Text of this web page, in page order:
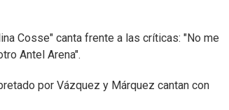
Cosse" canta frente a las críticas: "No me
Antel Arena".
por Vázquez y Márquez cantan con